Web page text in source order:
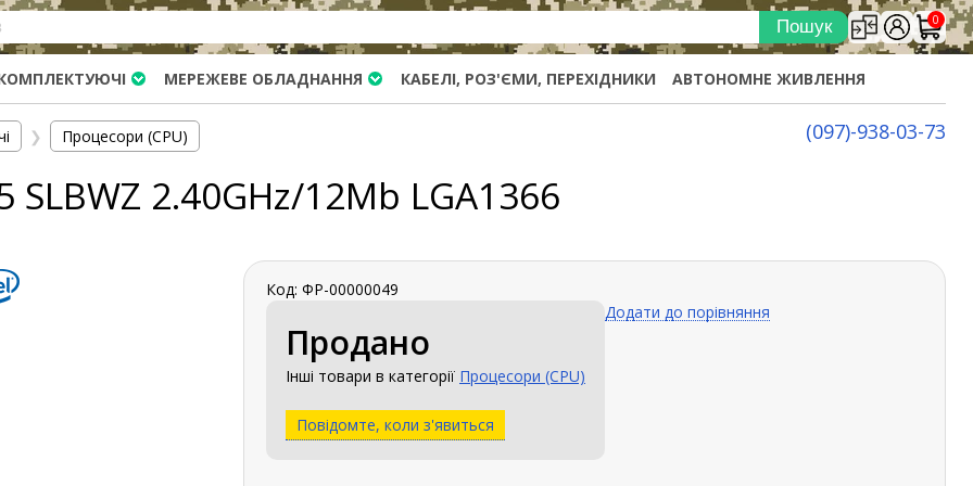
0
МЕРЕЖЕВЕ ОБЛАДНАННЯ КАБЕЛІ, РОЗ'ЄМИ, ПЕРЕХІДНИКИ АВТОНОМНЕ ЖИВЛЕННЯ
(097)-938-03-73
❯ Процесори (CPU)
2.40GHz/12Mb LGA1366
Код: ФР-00000049
Продано
Інші товари в категорії Процесори (CPU)
Повідомте, коли з'явиться
Додати до порівняння